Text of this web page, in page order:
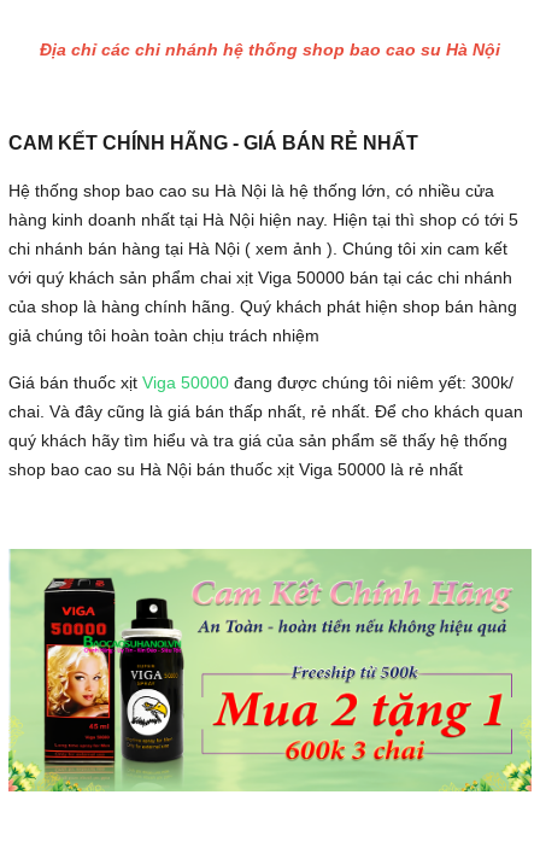
Địa chỉ các chi nhánh hệ thống shop bao cao su Hà Nội
CAM KẾT CHÍNH HÃNG - GIÁ BÁN RẺ NHẤT
Hệ thống shop bao cao su Hà Nội là hệ thống lớn, có nhiều cửa
hàng kinh doanh nhất tại Hà Nội hiện nay. Hiện tại thì shop có tới 5
chi nhánh bán hàng tại Hà Nội ( xem ảnh ). Chúng tôi xin cam kết
với quý khách sản phẩm chai xịt Viga 50000 bán tại các chi nhánh
của shop là hàng chính hãng. Quý khách phát hiện shop bán hàng
giả chúng tôi hoàn toàn chịu trách nhiệm
Giá bán thuốc xịt Viga 50000 đang được chúng tôi niêm yết: 300k/
chai. Và đây cũng là giá bán thấp nhất, rẻ nhất. Để cho khách quan
quý khách hãy tìm hiểu và tra giá của sản phẩm sẽ thấy hệ thống
shop bao cao su Hà Nội bán thuốc xịt Viga 50000 là rẻ nhất